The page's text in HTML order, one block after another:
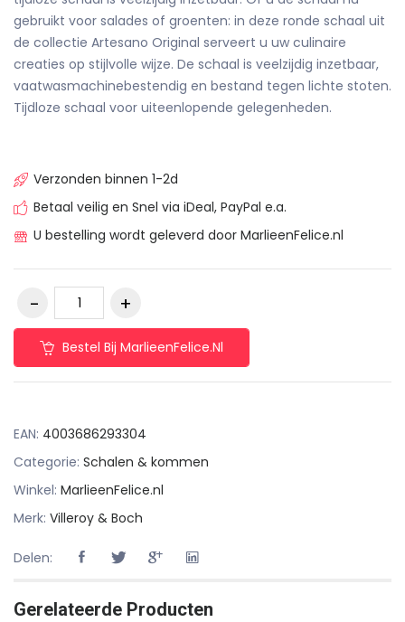
gebruikt voor salades of groenten: in deze ronde schaal uit
de collectie Artesano Original serveert u uw culinaire
creaties op stijlvolle wijze. De schaal is veelzijdig inzetbaar,
vaatwasmachinebestendig en bestand tegen lichte stoten.
Tijdloze schaal voor uiteenlopende gelegenheden.
Verzonden binnen 1-2d
Betaal veilig en Snel via iDeal, PayPal e.a.
U bestelling wordt geleverd door MarlieenFelice.nl
Bestel Bij MarlieenFelice.nl
EAN: 4003686293304
Categorie: Schalen & kommen
Winkel: MarlieenFelice.nl
Merk: Villeroy & Boch
Delen:
Gerelateerde Producten